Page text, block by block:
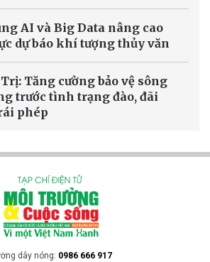
AI và Big Data nâng cao
dự báo khí tượng thủy văn
Tăng cường bảo vệ sông
trước tình trạng đào, đãi
phép
dây nóng: 0986 666 917